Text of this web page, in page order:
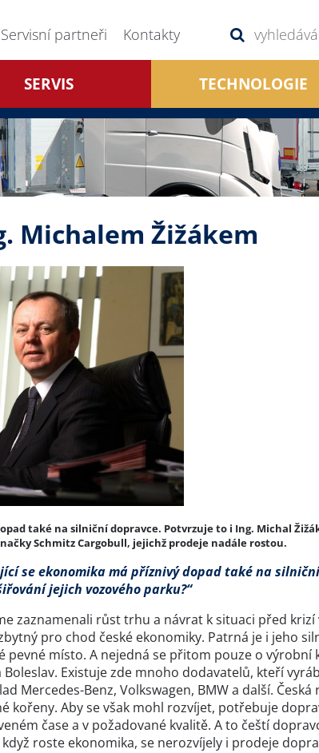
Servisní partneři Kontakty
SERVIS TECHNOLOGIE
Michalem Žižákem
také na silniční dopravce. Potvrzuje to i Ing. Michal
Schmitz Cargobull, jejichž prodeje nadále rostou.
se ekonomika má příznivý dopad také na
jejich vozového parku?“
zaznamenali růst trhu a návrat k situaci před krizí
pro chod české ekonomiky. Patrná je i jeho
pevné místo. A nejedná se přitom pouze o výrobní
Boleslav. Existuje zde mnoho dodavatelů, kteří
Mercedes-Benz, Volkswagen, BMW a další.
kořeny. Aby se však mohl rozvíjet, potřebuje
čase a v požadované kvalitě. A to čeští
roste ekonomika, se nerozvíjely i prodeje